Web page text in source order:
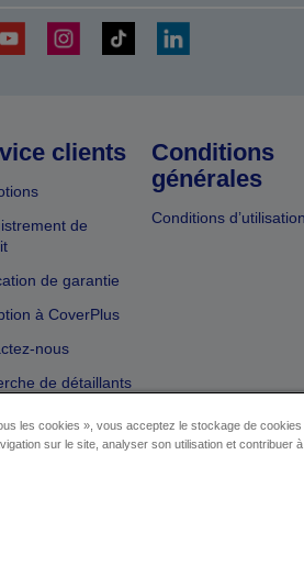
clients
de
de garantie
à CoverPlus
nous
de détaillants
Conditions
générales
Conditions d’utilisation
les cookies », vous acceptez le stockage de
sur le site, analyser son utilisation et contribuer